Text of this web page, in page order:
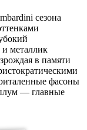
сезона
и металлик
в памяти
фасоны
— главные